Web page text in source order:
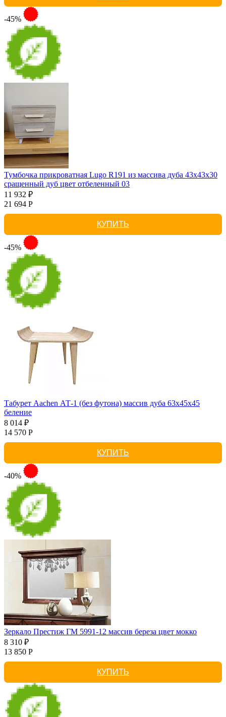
-45%
Тумбочка прикроватная Lugo R191 из массива дуба 43х43х30
сращенный дуб цвет отбеленный 03
11 932 ₽
21 694 Р
КУПИТЬ
-45%
Табурет Aachen АТ-1 (без футона) массив дуба 63х45х45
беление
8 014 ₽
14 570 Р
КУПИТЬ
-40%
Зеркало Престиж ГМ 5991-12 массив береза цвет мокко
8 310 ₽
13 850 Р
КУПИТЬ